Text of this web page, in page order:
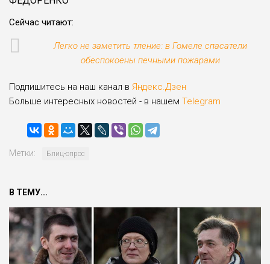
Сейчас читают:
Легко не заметить тление: в Гомеле спасатели
обеспокоены печными пожарами
Подпишитесь на наш канал в Яндекс.Дзен
Больше интересных новостей - в нашем Telegram
Метки: Блиц-опрос
В ТЕМУ...